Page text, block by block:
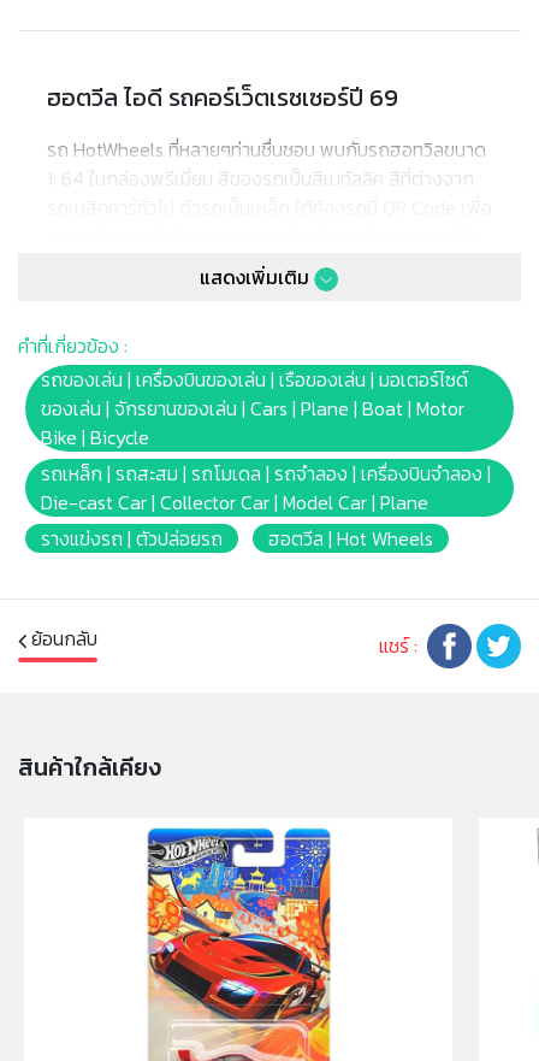
ฮอตวีล ไอดี รถคอร์เว็ตเรซเซอร์ปี 69
รถ HotWheels ที่หลายๆท่านชื่นชอบ พบกับรถฮอทวิลขนาด
1: 64 ในกล่องพรีเมี่ยม สีของรถเป็นสีเมทัลลิค สีที่ต่างจาก
เลือกตัว แถมได้ที่ช่อง หมายเหตุ เช่น รับ
รถ ไอดี รถซูเปอร์ บลิซเซ่น ของแถม 1 คัน แล้วหยิบลง
ตะกร้า
หมายเหตุ:
สินค้าอาจมีการเปลี่ยนแปลงลวดลาย สีสันบนผลิตภัณฑ์ หรือ
แพ็คเกจโดยร้านฯอาจไม่สามารถแจ้งให้ทราบล่วงหน้า และสี
ของผลิตภัณฑ์ที่แสดงบนเว็บไซต์อาจมีความแตกต่างกันจาก
การตั้งค่าการแสดงผลสีของแต่ละหน้าจอ
คำเตือน/ข้อห้าม:
ห้ามแยกชิ้นส่วนออกจากกัน ชิ้นส่วนมีขนาดเล็ก เด็กควรใช้
งานในการดูแลของผู้ปกครอง หรือผู้เชี่ยวชาญ ไม่นำเข้าจมูก
แสดงเพิ่มเติม
คำที่เกี่ยวข้อง :
รถของเล่น | เครื่องบินของเล่น | เรือของเล่น | มอเตอร์ไซด์
ของเล่น | จักรยานของเล่น | Cars | Plane | Boat | Motor
Bike | Bicycle
รถเหล็ก | รถสะสม | รถโมเดล | รถจำลอง | เครื่องบินจำลอง |
Die-cast Car | Collector Car | Model Car | Plane
รางแข่งรถ | ตัวปล่อยรถ
ฮอตวีล | Hot Wheels
ย้อนกลับ แชร์ :
สินค้าใกล้เคียง